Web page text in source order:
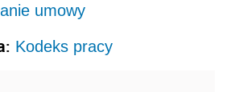
umowy
Kodeks pracy